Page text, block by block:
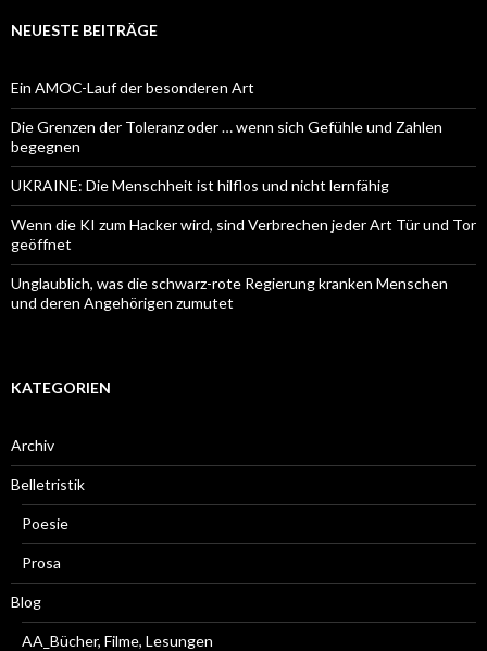
NEUESTE BEITRÄGE
Ein AMOC-Lauf der besonderen Art
Die Grenzen der Toleranz oder … wenn sich Gefühle und Zahlen
begegnen
UKRAINE: Die Menschheit ist hilflos und nicht lernfähig
Wenn die KI zum Hacker wird, sind Verbrechen jeder Art Tür und Tor
geöffnet
Unglaublich, was die schwarz-rote Regierung kranken Menschen
und deren Angehörigen zumutet
KATEGORIEN
Archiv
Belletristik
Poesie
Prosa
Blog
AA_Bücher, Filme, Lesungen